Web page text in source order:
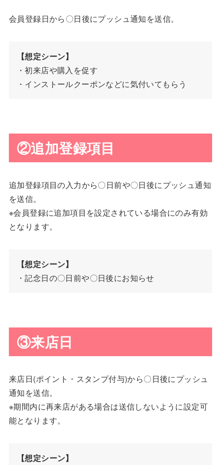
会員登録日から〇日後にプッシュ通知を送信。
【想定シーン】
・初来店や購入を促す
・インストールクーポンなどに気付いてもらう
②追加登録項目
追加登録項目の入力から〇日前や〇日後にプッシュ通知
を送信。
※会員登録に追加項目を設定されている場合にのみ有効
となります。
【想定シーン】
・記念日の〇日前や〇日後にお知らせ
③来店日
来店日(ポイント・スタンプ付与)から〇日後にプッシュ
通知を送信。
※期間内に再来店がある場合は送信しないように設定可
能となります。
【想定シーン】